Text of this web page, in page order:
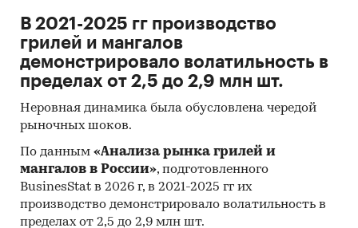
В 2021-2025 гг производство
грилей и мангалов
демонстрировало волатильность в
пределах от 2,5 до 2,9 млн шт.
Неровная динамика была обусловлена чередой
рыночных шоков.
По данным «Анализа рынка грилей и
мангалов в России», подготовленного
BusinesStat в 2026 г, в 2021-2025 гг их
производство демонстрировало волатильность в
пределах от 2,5 до 2,9 млн шт.